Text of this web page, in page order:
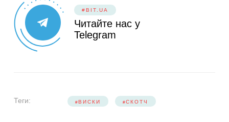
#BIT.UA
Читайте нас у
Telegram
Теги: ВИСКИ СКОТЧ